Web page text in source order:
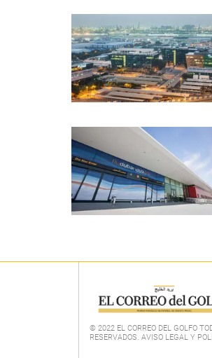
© 2022 EL CORREO DEL GOLFO
RESERVADOS. AVISO LEGAL Y